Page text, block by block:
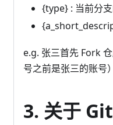
{type} : 当前分支
e.g. 张三首先 Fork
号之前是张三的账号
3. 关于